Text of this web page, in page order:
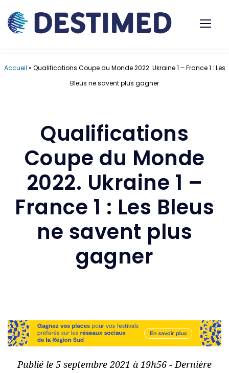
Accueil » Qualifications Coupe du Monde 2022. Ukraine 1 – France 1 : Les
Bleus ne savent plus gagner
Qualifications
Coupe du Monde
2022. Ukraine 1 –
France 1 : Les Bleus
ne savent plus
gagner
Publié le 5 septembre 2021 à 19h56 - Dernière